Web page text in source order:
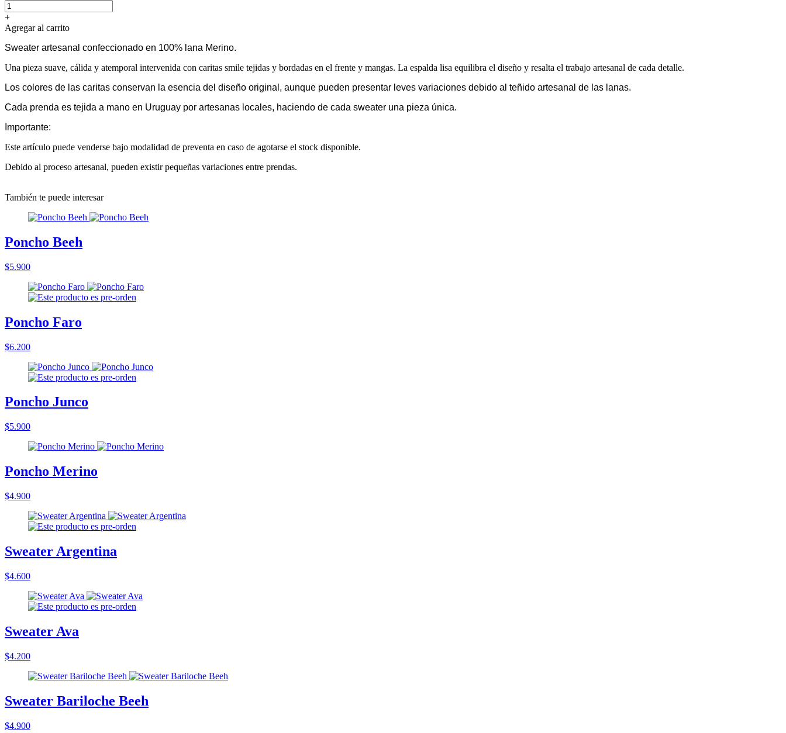
+
Agregar al carrito
Sweater artesanal confeccionado en 100% lana Merino.
Una pieza suave, cálida y atemporal intervenida con caritas smile tejidas y bordadas en el frente y mangas. La espalda lisa equilibra el diseño y resalta el trabajo artesanal de cada detalle.
Los colores de las caritas conservan la esencia del diseño original, aunque pueden presentar leves variaciones debido al teñido artesanal de las lanas.
Cada prenda es tejida a mano en Uruguay por artesanas locales, haciendo de cada sweater una pieza única.
Importante:
Este artículo puede venderse bajo modalidad de preventa en caso de agotarse el stock disponible.
Debido al proceso artesanal, pueden existir pequeñas variaciones entre prendas.
También te puede interesar
Poncho Beeh
$5.900
Poncho Faro
$6.200
Poncho Junco
$5.900
Poncho Merino
$4.900
Sweater Argentina
$4.600
Sweater Ava
$4.200
Sweater Bariloche Beeh
$4.900